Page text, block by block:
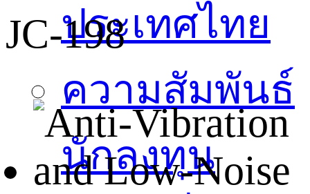
ประเทศไทย
ความสัมพันธ์
นักลงทุน
JC-198